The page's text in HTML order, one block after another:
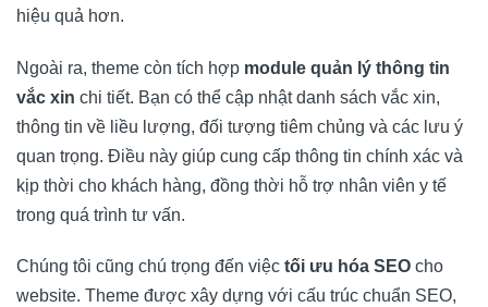
hiệu quả hơn.
Ngoài ra, theme còn tích hợp module quản lý thông tin
vắc xin chi tiết. Bạn có thể cập nhật danh sách vắc xin,
thông tin về liều lượng, đối tượng tiêm chủng và các lưu ý
quan trọng. Điều này giúp cung cấp thông tin chính xác và
kịp thời cho khách hàng, đồng thời hỗ trợ nhân viên y tế
trong quá trình tư vấn.
Chúng tôi cũng chú trọng đến việc tối ưu hóa SEO cho
website. Theme được xây dựng với cấu trúc chuẩn SEO,